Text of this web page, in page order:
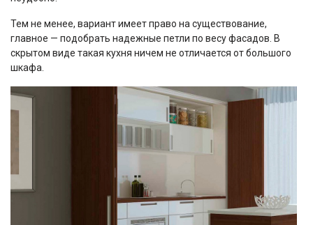
Тем не менее, вариант имеет право на существование,
главное — подобрать надежные петли по весу фасадов. В
скрытом виде такая кухня ничем не отличается от большого
шкафа.